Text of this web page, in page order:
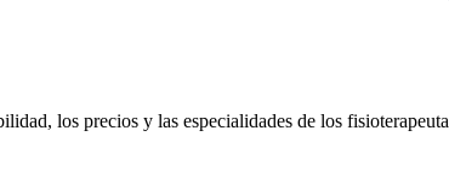
los precios y las especialidades de los